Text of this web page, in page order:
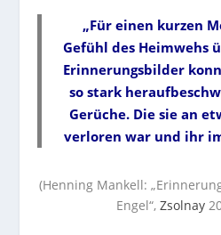
„Für einen kurzen
Gefühl des Heimwehs
Erinnerungsbilder
so stark
Gerüche. Die sie an
verloren war und ihr
(Henning Mankell:
Engel“, Zsolnay